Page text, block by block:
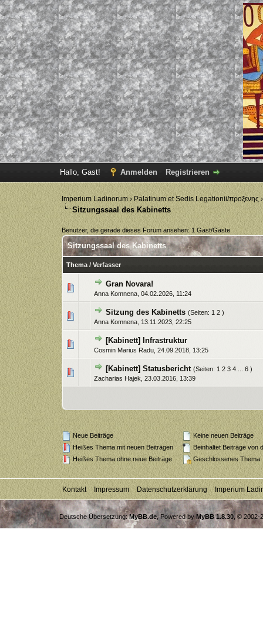
Hallo, Gast! Anmelden Registrieren
Imperium Ladinorum› Palatinum et Sedis Legationii/προξενης
Sitzungssaal des Kabinetts
Benutzer, die gerade dieses Forum ansehen: 1 Gast/Gäste
Sitzungssaal des Kabinetts
Thema/ Verfasser
Gran Novara!
Anna Komnena, 04.02.2026, 11:24
0 Bewertung(en) - 0 von 5
Sitzung des Kabinetts (Seiten: 1 2 )
Anna Komnena, 13.11.2023, 22:25
0 Bewertung(en) - 0 von 5
[Kabinett] Infrastruktur
Cosmin Marius Radu, 24.09.2018, 13:25
0 Bewertung(en) - 0 von 5
[Kabinett] Statusbericht (Seiten: 1 2 3 4 6 )
Zacharias Hajek 23.03.2016, 13:39
0 Bewertung(en) - 0 von 5
123 4 5
Neue Beiträge
Heißes Thema mit neuen Beiträgen
Heißes Thema ohne neue Beiträge
Keine neuen Beiträge
Beinhaltet Beiträge von
Geschlossenes Thema
Kontakt Impressum Datenschutzerklärung Imperium
Deutsche Übersetzung:MyBB.de, Powered byMyBB 1.8.30, © 2002-